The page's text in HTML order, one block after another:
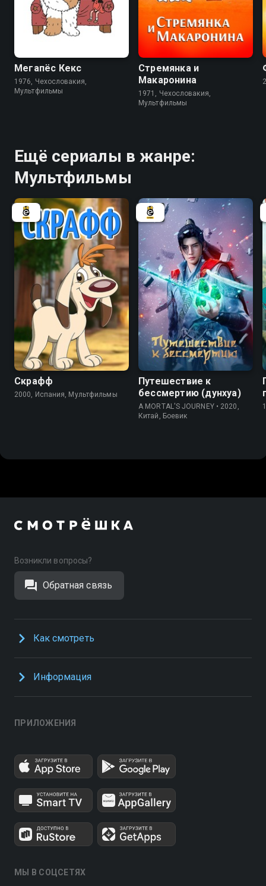
7.5
Мегапёс Кекс
1976, Чехословакия,
Мультфильмы
7.7 6.7
Стремянка и
Макаронина
1971, Чехословакия,
Мультфильмы
Ещё сериалы в жанре:
Мультфильмы
Скрафф
2000, Испания, Мультфильмы
9.0 8.6
Путешествие к
бессмертию (дунхуа)
A MORTAL'S JOURNEY • 2020,
Китай, Боевик
Возникли вопросы?
Обратная связь
Как смотреть
Информация
ПРИЛОЖЕНИЯ
МЫ В СОЦСЕТЯХ